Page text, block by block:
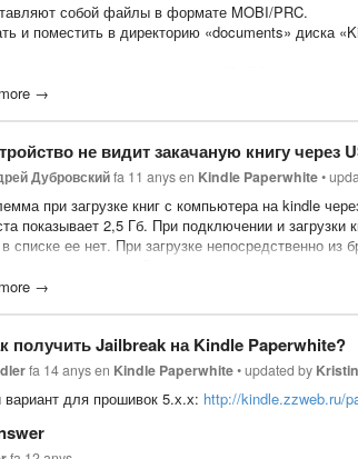
собой файлы в формате MOBI/PRC.
и поместить в директорию «documents» диска
словарь Смирницкого
словарь Ожегова-Шведовой
словарь Даля
словарь Ушакова
энциклопедия
словарь иностранных слов издательства ИДДК
Dictionary of Contemporary English 5th Edition
Third New International Dictionary, Unabridged
итальянско-русский словарь
русско-испанский словарь
испано-русский словарь
→
не видит закачаную книгу через
Дубровскийfa 11 anysen Kindle Paperwhite•
при загрузке книг с компьютера на kindle
показывает 2,5 Гб. При подключении и загрузки
списке ее нет. При загрузке непосредственно из
→
получить Jailbreak на Kindle Paperwhite?
fa 14 anysen Kindle Paperwhite•updated by
для прошивок 5.х.х: http://kindle.zzweb.ru/